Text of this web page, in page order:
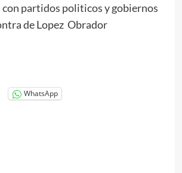
con partidos politicos y gobiernos
de Lopez Obrador
WhatsApp